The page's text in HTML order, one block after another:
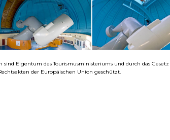
Eigentum des Tourismusministeriums und durch das
der Europäischen Union geschützt.